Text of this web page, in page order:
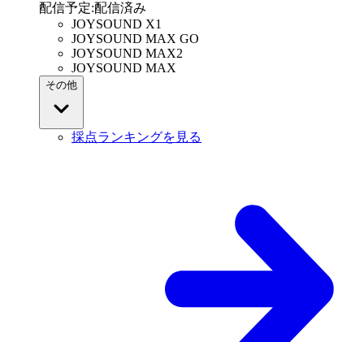
配信予定:配信済み
JOYSOUND X1
JOYSOUND MAX GO
JOYSOUND MAX2
JOYSOUND MAX
その他
採点ランキングを見る